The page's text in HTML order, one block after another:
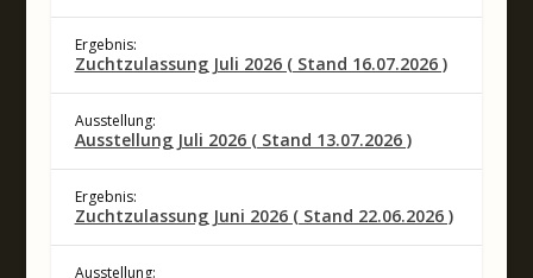
Ergebnis:
Zuchtzulassung Juli 2026 ( Stand 16.07.2026 )
Ausstellung:
Ausstellung Juli 2026 ( Stand 13.07.2026 )
Ergebnis:
Zuchtzulassung Juni 2026 ( Stand 22.06.2026 )
Ausstellung: